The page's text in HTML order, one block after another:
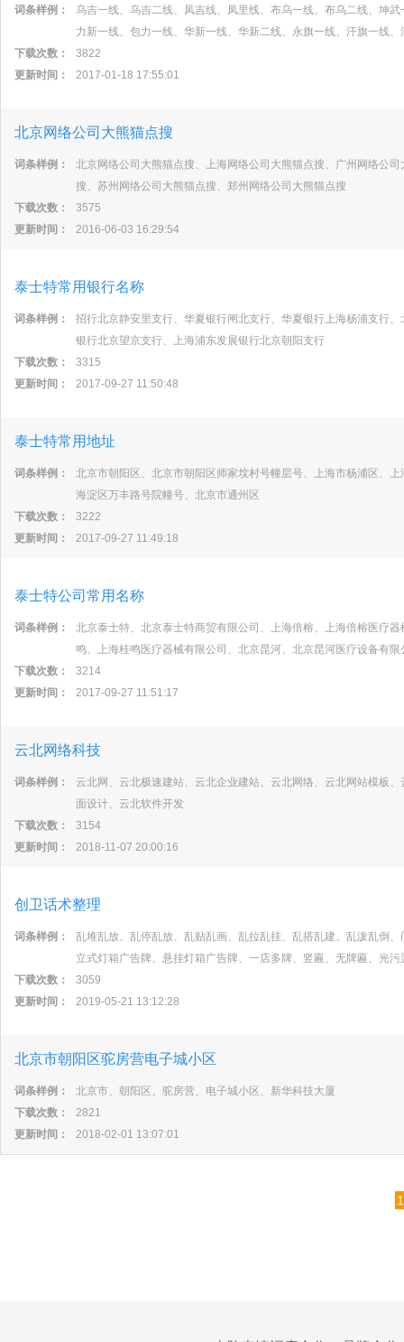
词条样例：
乌吉一线、乌吉二线、凤吉线、凤里线、布乌一线、布乌二线、坤
力新一线、包力一线、华新一线、华新二线、永旗一线、汗旗一线、
下载次数：
3822
更新时间：
2017-01-18 17:55:01
北京网络公司大熊猫点搜
词条样例：
北京网络公司大熊猫点搜、上海网络公司大熊猫点搜、广州网络公
搜、苏州网络公司大熊猫点搜、郑州网络公司大熊猫点搜
下载次数：
3575
更新时间：
2016-06-03 16:29:54
泰士特常用银行名称
词条样例：
招行北京静安里支行、华夏银行闸北支行、华夏银行上海杨浦支行
银行北京望京支行、上海浦东发展银行北京朝阳支行
下载次数：
3315
更新时间：
2017-09-27 11:50:48
泰士特常用地址
词条样例：
北京市朝阳区、北京市朝阳区师家坟村号幢层号、上海市杨浦区、
海淀区万丰路号院幢号、北京市通州区
下载次数：
3222
更新时间：
2017-09-27 11:49:18
泰士特公司常用名称
词条样例：
北京泰士特、北京泰士特商贸有限公司、上海倍榕、上海倍榕医疗
鸣、上海桂鸣医疗器械有限公司、北京昆河、北京昆河医疗设备有
下载次数：
3214
更新时间：
2017-09-27 11:51:17
云北网络科技
词条样例：
云北网、云北极速建站、云北企业建站、云北网络、云北网站模板
面设计、云北软件开发
下载次数：
3154
更新时间：
2018-11-07 20:00:16
创卫话术整理
词条样例：
乱堆乱放、乱停乱放、乱贴乱画、乱拉乱挂、乱搭乱建、乱泼乱倒
立式灯箱广告牌、悬挂灯箱广告牌、一店多牌、竖匾、无牌匾、光
下载次数：
3059
更新时间：
2019-05-21 13:12:28
北京市朝阳区驼房营电子城小区
词条样例：
北京市、朝阳区、驼房营、电子城小区、新华科技大厦
下载次数：
2821
更新时间：
2018-02-01 13:07:01
1